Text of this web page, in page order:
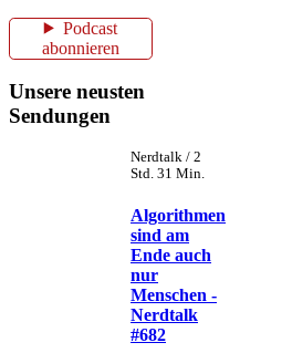
Podcast
abonnieren
Unsere neusten
Sendungen
Nerdtalk / 2
Std. 31 Min.
Algorithmen
sind am
Ende auch
nur
Menschen -
Nerdtalk
#682